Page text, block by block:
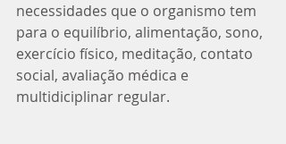
necessidades que o organismo tem
para o equilíbrio, alimentação, sono,
exercício físico, meditação, contato
social, avaliação médica e
multidiciplinar regular.